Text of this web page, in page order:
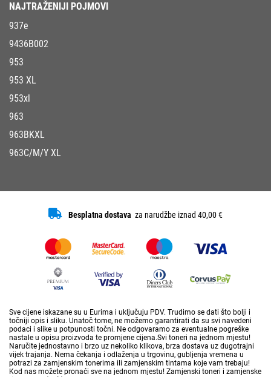
NAJTRAŽENIJI POJMOVI
937e
9436B002
953
953 XL
953xl
963
963BKXL
963C/M/Y XL
Besplatna dostava za narudžbe iznad 40,00 €
Sve cijene iskazane su u Eurima i uključuju PDV. Trudimo se dati što bolji i
točniji opis i sliku. Unatoč tome, ne možemo garantirati da su svi navedeni
podaci i slike u potpunosti točni. Ne odgovaramo za eventualne pogreške
nastale u opisu proizvoda te promjene cijena.Svi toneri na jednom mjestu!
Naručite jednostavno i brzo uz nekoliko klikova, brza dostava uz dugotrajni
vijek trajanja. Nema čekanja i odlaženja u trgovinu, gubljenja vremena u
potrazi za zamjenskim tonerima ili zamjenskim tintama koje vam trebaju!
Kod nas možete pronaći sve na jednom mjestu! Zamjenski toneri i zamjenske